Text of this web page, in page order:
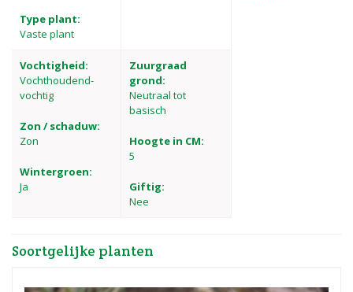
Type plant:
Vaste plant
Vochtigheid:
Vochthoudend-
vochtig
Zon / schaduw:
Zon
Wintergroen:
Ja
Zuurgraad
grond:
Neutraal tot
basisch
Hoogte in CM:
5
Giftig:
Nee
Soortgelijke planten